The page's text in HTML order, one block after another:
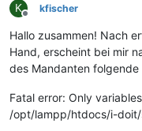
K
Offline
kfischer
Hallo zusammen! Nach
Hand, erscheint bei mir
des Mandanten folgende
Fatal error: Only
/opt/lampp/htdocs/i-